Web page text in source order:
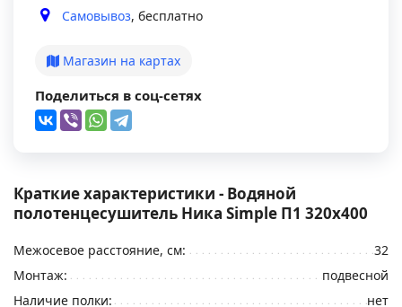
Самовывоз, бесплатно
Магазин на картах
Поделиться в соц-сетях
Краткие характеристики - Водяной
полотенцесушитель Ника Simple П1 320x400
Межосевое расстояние, см:
32
Монтаж:
подвесной
Наличие полки:
нет